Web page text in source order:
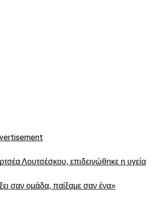
Λουτσέσκου, επιδεινώθηκε η υγεία
σαν ομάδα, παίξαμε σαν ένα»